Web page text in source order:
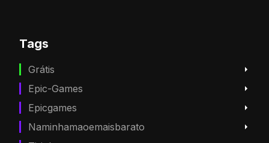
Tags
Grátis
Epic-Games
Epicgames
Naminhamaoemaisbarato